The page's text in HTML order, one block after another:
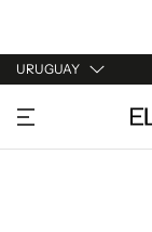
URUGUAY
URUGUAY
ARGENTINA